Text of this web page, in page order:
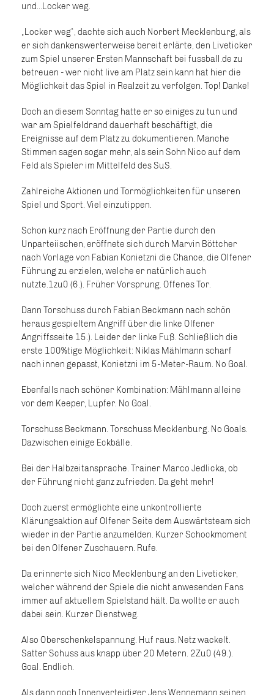
und...Locker weg.
„Locker weg“, dachte sich auch Norbert Mecklenburg, als
er sich dankenswerterweise bereit erlärte, den Liveticker
zum Spiel unserer Ersten Mannschaft bei fussball.de zu
betreuen - wer nicht live am Platz sein kann hat hier die
Möglichkeit das Spiel in Realzeit zu verfolgen. Top! Danke!
Doch an diesem Sonntag hatte er so einiges zu tun und
war am Spielfeldrand dauerhaft beschäftigt, die
Ereignisse auf dem Platz zu dokumentieren. Manche
Stimmen sagen sogar mehr, als sein Sohn Nico auf dem
Feld als Spieler im Mittelfeld des SuS.
Zahlreiche Aktionen und Tormöglichkeiten für unseren
Spiel und Sport. Viel einzutippen.
Schon kurz nach Eröffnung der Partie durch den
Unparteiischen, eröffnete sich durch Marvin Böttcher
nach Vorlage von Fabian Konietzni die Chance, die Olfener
Führung zu erzielen, welche er natürlich auch
nutzte.1zu0 (6.). Früher Vorsprung. Offenes Tor.
Dann Torschuss durch Fabian Beckmann nach schön
heraus gespieltem Angriff über die linke Olfener
Angriffsseite 15.). Leider der linke Fuß. Schließlich die
erste 100%tige Möglichkeit: Niklas Mählmann scharf
nach innen gepasst, Konietzni im 5-Meter-Raum. No Goal.
Ebenfalls nach schöner Kombination: Mählmann alleine
vor dem Keeper, Lupfer. No Goal.
Torschuss Beckmann. Torschuss Mecklenburg. No Goals.
Dazwischen einige Eckbälle.
Bei der Halbzeitansprache. Trainer Marco Jedlicka, ob
der Führung nicht ganz zufrieden. Da geht mehr!
Doch zuerst ermöglichte eine unkontrollierte
Klärungsaktion auf Olfener Seite dem Auswärtsteam sich
wieder in der Partie anzumelden. Kurzer Schockmoment
bei den Olfener Zuschauern. Rufe.
Da erinnerte sich Nico Mecklenburg an den Liveticker,
welcher während der Spiele die nicht anwesenden Fans
immer auf aktuellem Spielstand hält. Da wollte er auch
dabei sein. Kurzer Dienstweg.
Also Oberschenkelspannung. Huf raus. Netz wackelt.
Satter Schuss aus knapp über 20 Metern. 2Zu0 (49.).
Goal. Endlich.
Als dann noch Innenverteidiger Jens Wennemann seinen